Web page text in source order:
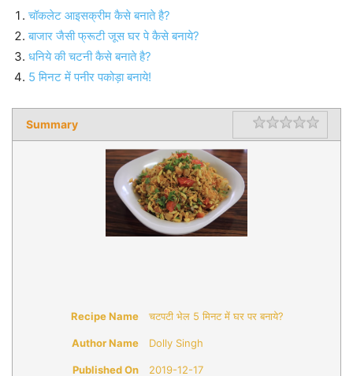
चॉकलेट आइसक्रीम कैसे बनाते है?
बाजार जैसी फ्रूटी जूस घर पे कैसे बनाये?
धनिये की चटनी कैसे बनाते है?
5 मिनट में पनीर पकोड़ा बनाये!
Summary Rating
Recipe Name चटपटी भेल 5 मिनट में घर पर बनाये?
Author Name Dolly Singh
Published On 2019-12-17